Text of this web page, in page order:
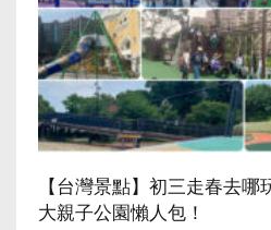
【台灣景點】初三走春去
大親子公園懶人包！